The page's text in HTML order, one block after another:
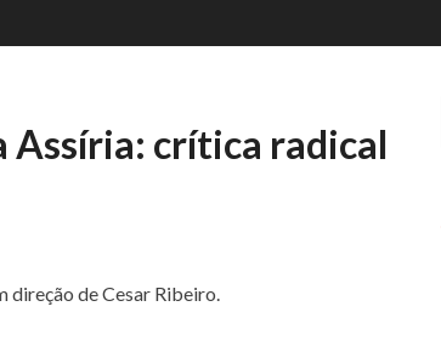
Assíria: crítica radical
direção de Cesar Ribeiro.